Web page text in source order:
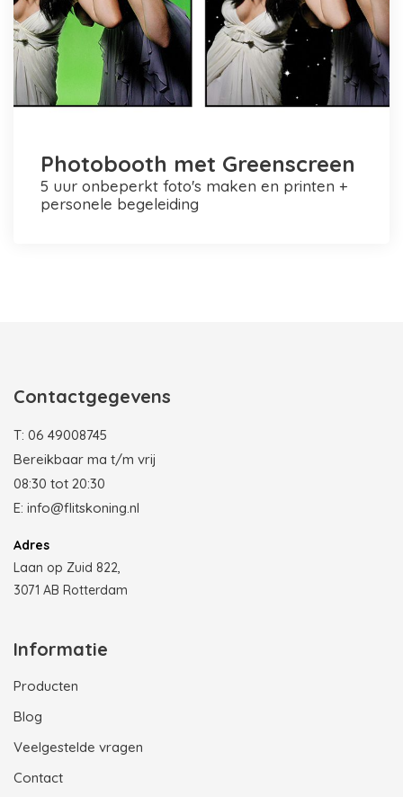
Photobooth met Greenscreen
5 uur onbeperkt foto's maken en printen +
personele begeleiding
Contactgegevens
T: 06 49008745
Bereikbaar ma t/m vrij
08:30 tot 20:30
E: info@flitskoning.nl
Adres
Laan op Zuid 822,
3071 AB Rotterdam
Informatie
Producten
Blog
Veelgestelde vragen
Contact